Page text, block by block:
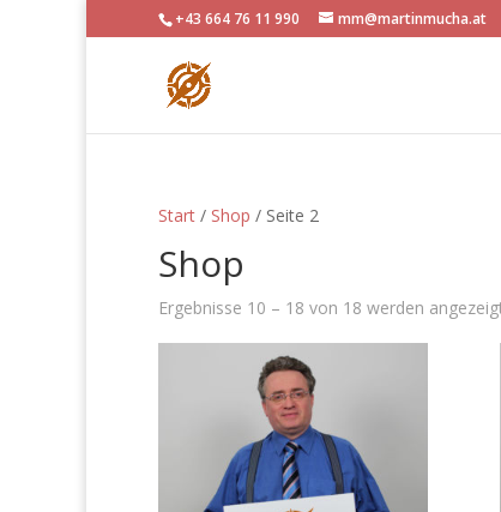
+43 664 76 11 990 mm@martinmucha.at
Start / Shop / Seite 2
Shop
Ergebnisse 10 – 18 von 18 werden